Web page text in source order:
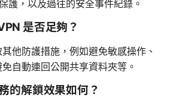
護，以及過往的安全事件紀錄。
是否足夠？
他防護措施，例如避免敏感操作、
自動連回公開共享資料夾等。
的解鎖效果如何？